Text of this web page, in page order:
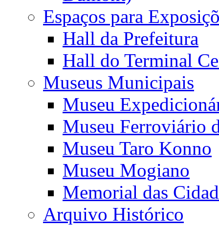
Espaços para
Hall da Prefeitura
Hall do Terminal
Museus Municipais
Museu
Museu Ferroviário
Museu Taro Konno
Museu Mogiano
Memorial das
Arquivo Histórico